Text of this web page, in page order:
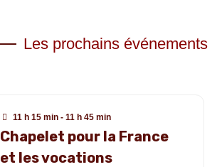
Les prochains événements
11 h 15 min - 11 h 45 min
Chapelet pour la France
et les vocations